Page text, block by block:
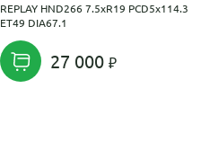
REPLAY HND266 7.5xR19 PCD5x114.3
ET49 DIA67.1
27 000